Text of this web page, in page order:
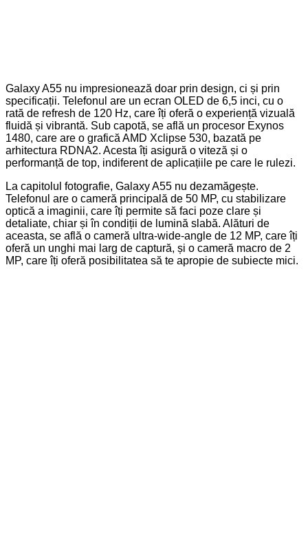
Galaxy A55 nu impresionează doar prin design, ci și prin
specificații. Telefonul are un ecran OLED de 6,5 inci, cu o
rată de refresh de 120 Hz, care îți oferă o experiență vizuală
fluidă și vibrantă. Sub capotă, se află un procesor Exynos
1480, care are o grafică AMD Xclipse 530, bazată pe
arhitectura RDNA2. Acesta îți asigură o viteză și o
performanță de top, indiferent de aplicațiile pe care le rulezi.
La capitolul fotografie, Galaxy A55 nu dezamăgește.
Telefonul are o cameră principală de 50 MP, cu stabilizare
optică a imaginii, care îți permite să faci poze clare și
detaliate, chiar și în condiții de lumină slabă. Alături de
aceasta, se află o cameră ultra-wide-angle de 12 MP, care îți
oferă un unghi mai larg de captură, și o cameră macro de 2
MP, care îți oferă posibilitatea să te apropie de subiecte mici.